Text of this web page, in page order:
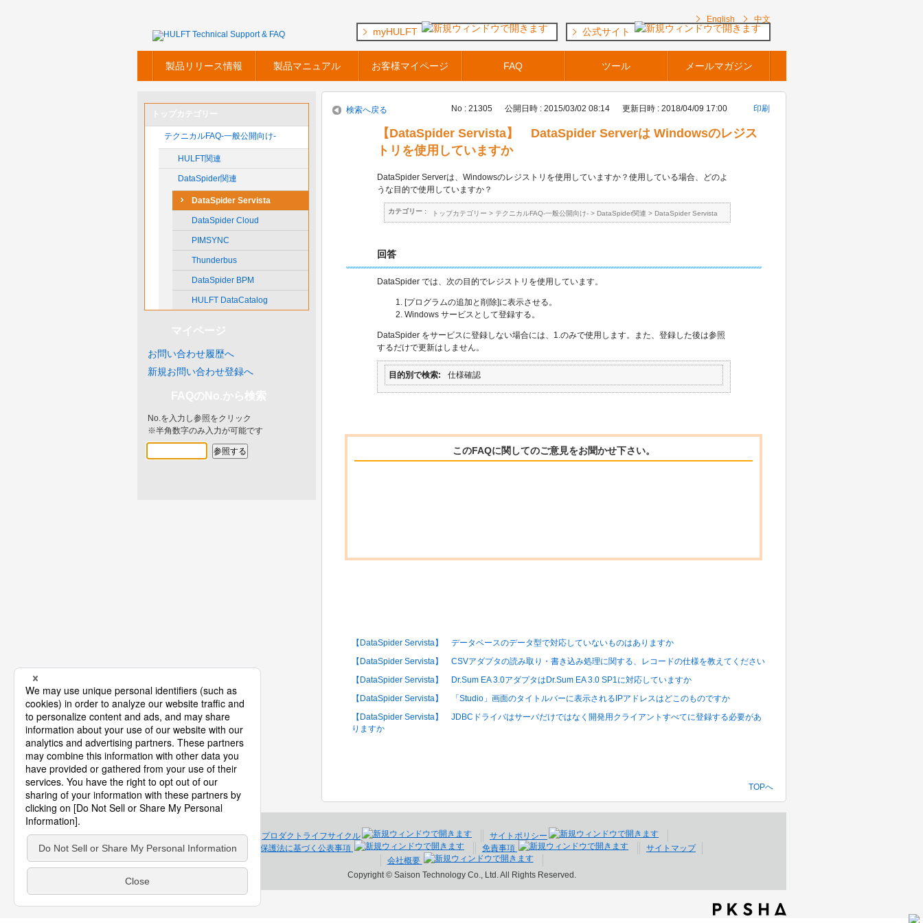
English 中文
製品リリース情報 製品マニュアル お客様マイページ FAQ ツール メールマガジン
myHULFT 公式サイト
テクニカルFAQ-一般公開向け-
HULFT関連
DataSpider関連
DataSpider Servista
DataSpider Cloud
PIMSYNC
Thunderbus
DataSpider BPM
HULFT DataCatalog
お問い合わせ履歴へ
新規お問い合わせ登録へ
No.を入力し参照をクリック
※半角数字のみ入力が可能です
検索へ戻る No : 21305 公開日時 : 2015/03/02 08:14 更新日時 : 2018/04/09 17:00 印刷
【DataSpider Servista】 DataSpider Serverは Windowsのレジス
トリを使用していますか
DataSpider Serverは、Windowsのレジストリを使用していますか？使用している場合、どのよ
うな目的で使用していますか？
カテゴリー : トップカテゴリー > テクニカルFAQ-一般公開向け-> DataSpider関連 > DataSpider Servista
回答
DataSpider では、次の目的でレジストリを使用しています。
[プログラムの追加と削除]に表示させる。
Windows サービスとして登録する。
DataSpider をサービスに登録しない場合には、1.のみで使用します。また、登録した後は参照
するだけで更新はしません。
目的別で検索 仕様確認
このFAQに関してのご意見をお聞かせ下さい。
【DataSpider Servista】 データベースのデータ型で対応していないものはありますか
【DataSpider Servista】 CSVアダプタの読み取り・書き込み処理に関する、レコードの仕様を教えてください
【DataSpider Servista】 Dr.Sum EA 3.0アダプタはDr.Sum EA 3.0 SP1に対応していますか
【DataSpider Servista】 「Studio」画面のタイトルバーに表示されるIPアドレスはどこのものですか
【DataSpider Servista】 JDBCドライバはサーバだけではなく開発用クライアントすべてに登録する必要があ
りますか
TOPへ
プロダクトライフサイクル
サイトポリシー
個人情報保護法に基づく公表事項
免責事項
サイトマップ
会社概要
Copyright © Saison Technology Co., Ltd. All Rights Reserved.